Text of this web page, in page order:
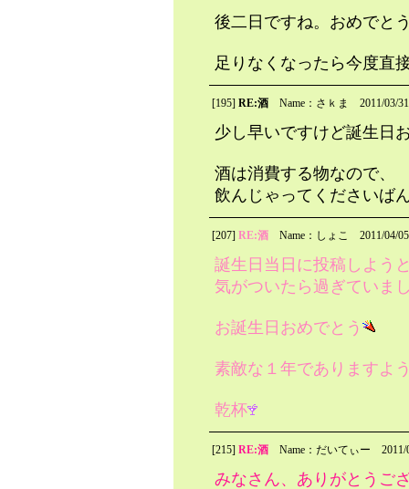
後二日ですね。おめでと
足りなくなったら今度直
[195] RE:酒 Name：さｋま 2011/03/
少し早いですけど誕生日
酒は消費する物なので、
飲んじゃってくださいば
[207] RE:酒 Name：しょこ 2011/04/
誕生日当日に投稿しよう
気がついたら過ぎていま
お誕生日おめでとう
素敵な１年でありますよ
乾杯
[215] RE:酒 Name：だいてぃー
みなさん、ありがとうご